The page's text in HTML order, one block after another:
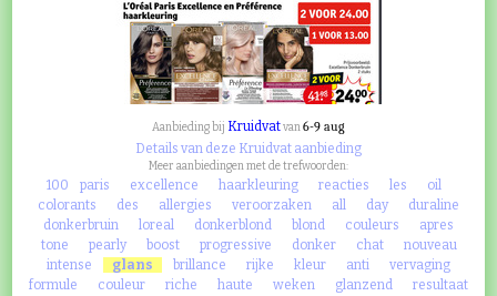
Aanbieding bij Kruidvatvan6-9 aug
Details van deze Kruidvat aanbieding
Meer aanbiedingen met de trefwoorden:
100 paris excellence haarkleuring reacties les
oil
colorants
des allergies veroorzaken all day
duraline
donkerbruin
loreal donkerblond blond couleurs
apres
tone
pearly boost progressive donker chat
nouveau
intense
glans brillance rijke kleur anti
vervaging
formule
couleur riche haute weken glanzend
resultaat